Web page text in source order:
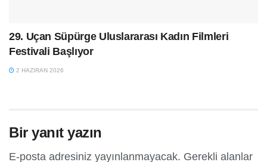
29. Uçan Süpürge Uluslararası Kadın Filmleri
Festivali Başlıyor
2 HAZIRAN 2026
Bir yanıt yazın
E-posta adresiniz yayınlanmayacak. Gerekli alanlar